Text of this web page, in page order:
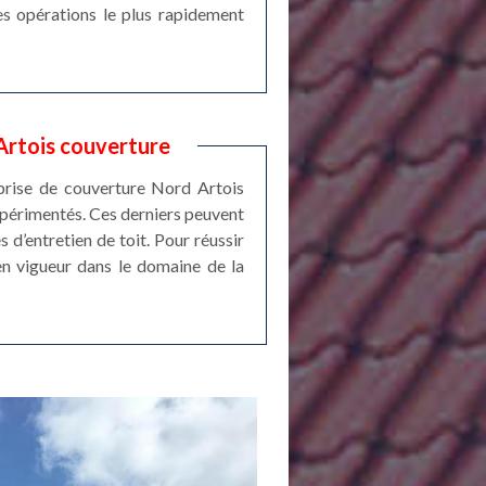
opérations le plus rapidement
couverture
de couverture Nord Artois
Ces derniers peuvent
d’entretien de toit. Pour réussir
vigueur dans le domaine de la